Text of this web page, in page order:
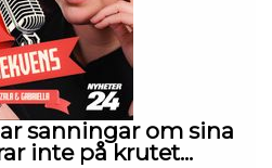
sanningar om sina
inte på krutet...